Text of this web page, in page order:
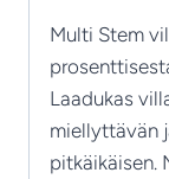
Multi Stem
Laadukas
miellyttävän
pitkäikäisen.